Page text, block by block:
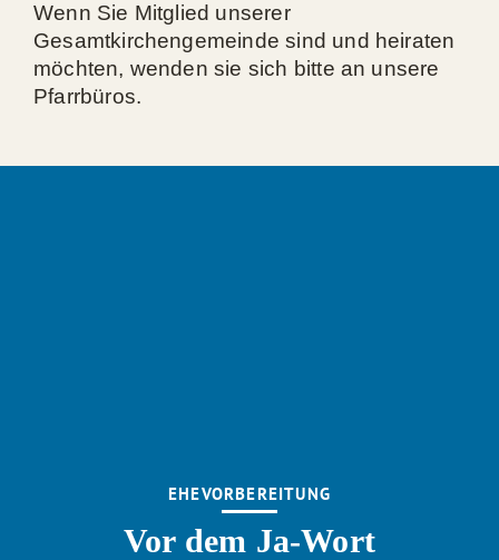
Wenn Sie Mitglied unserer
Gesamtkirchengemeinde sind und heiraten
möchten, wenden sie sich bitte an unsere
Pfarrbüros.
EHEVORBEREITUNG
Vor dem Ja-Wort